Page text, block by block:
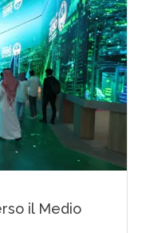
il Medio